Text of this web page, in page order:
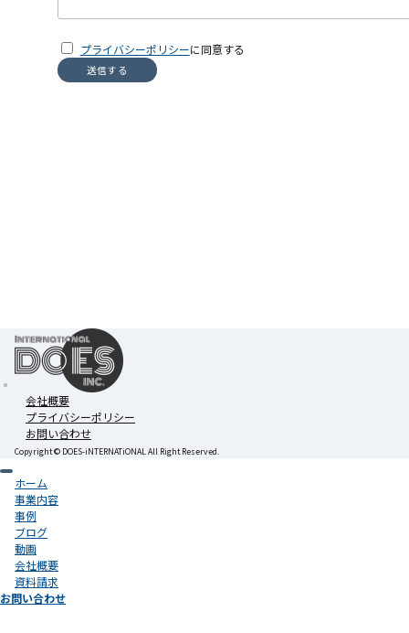
プライバシーポリシーに同意する
会社概要
プライバシーポリシー
お問い合わせ
Copyright ©︎ DOES-iNTERNATiONAL All Right Reserved.
ホーム
事業内容
事例
ブログ
動画
会社概要
資料請求
お問い合わせ